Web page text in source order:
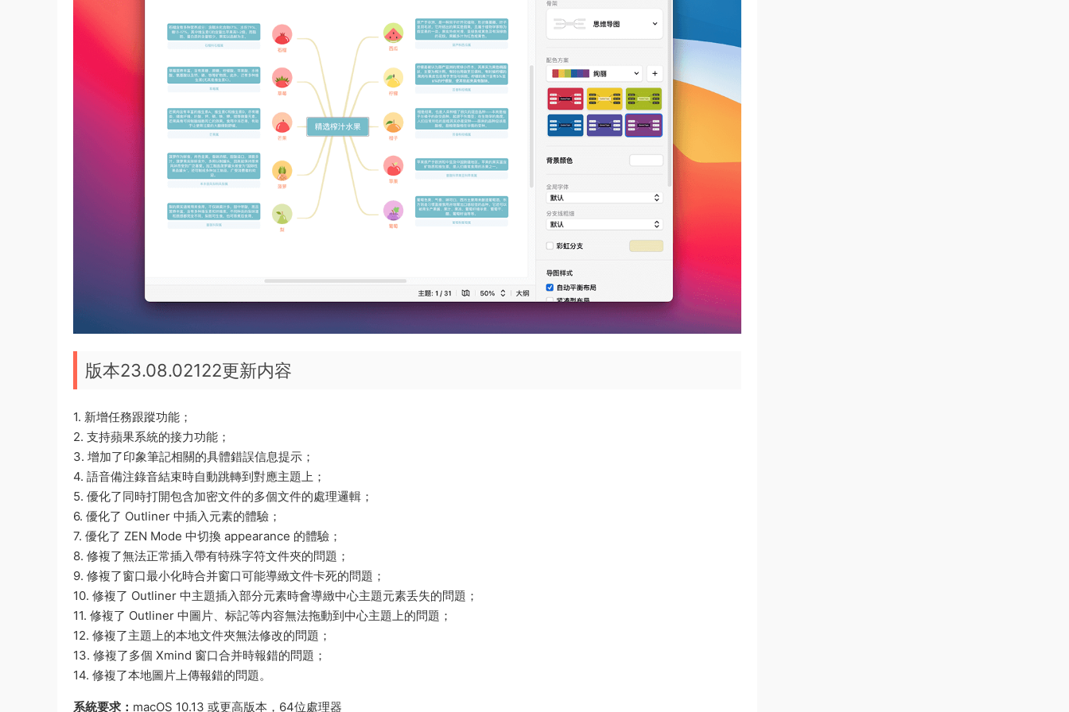
版本23.08.02122更新内容
1. 新增任務跟蹤功能；
2. 支持蘋果系統的接力功能；
3. 增加了印象筆記相關的具體錯誤信息提示；
4. 語音備注錄音結束時自動跳轉到對應主題上；
5. 優化了同時打開包含加密文件的多個文件的處理邏輯；
6. 優化了 Outliner 中插入元素的體驗；
7. 優化了 ZEN Mode 中切換 appearance 的體驗；
8. 修複了無法正常插入帶有特殊字符文件夾的問題；
9. 修複了窗口最小化時合并窗口可能導緻文件卡死的問題；
10. 修複了 Outliner 中主題插入部分元素時會導緻中心主題元素丢失的問題；
11. 修複了 Outliner 中圖片、标記等内容無法拖動到中心主題上的問題；
12. 修複了主題上的本地文件夾無法修改的問題；
13. 修複了多個 Xmind 窗口合并時報錯的問題；
14. 修複了本地圖片上傳報錯的問題。
系統要求： macOS 10.13 或更高版本，64位處理器